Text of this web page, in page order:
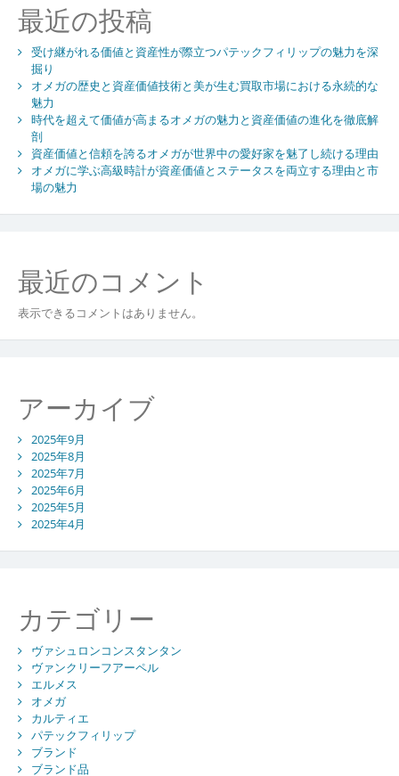
古
ジ
ュ
リ
ー
と
時
計
値
の
秘
密
最近の投稿
受け継がれる価値と資産性が際立つパテックフィリップの魅力を深
掘り
オメガの歴史と資産価値技術と美が生む買取市場における永続的な
魅力
時代を超えて価値が高まるオメガの魅力と資産価値の進化を徹底解
剖
資産価値と信頼を誇るオメガが世界中の愛好家を魅了し続ける理由
オメガに学ぶ高級時計が資産価値とステータスを両立する理由と市
場の魅力
最近のコメント
表示できるコメントはありません。
アーカイブ
2025年9月
2025年8月
2025年7月
2025年6月
2025年5月
2025年4月
カテゴリー
ヴァシュロンコンスタンタン
ヴァンクリーフアーペル
エルメス
オメガ
カルティエ
パテックフィリップ
ブランド
ブランド品